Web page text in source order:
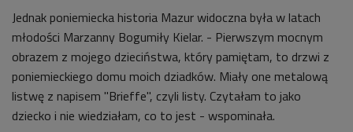
Jednak poniemiecka historia Mazur widoczna była w latach
młodości Marzanny Bogumiły Kielar. - Pierwszym mocnym
obrazem z mojego dzieciństwa, który pamiętam, to drzwi z
poniemieckiego domu moich dziadków. Miały one metalową
listwę z napisem "Brieffe", czyli listy. Czytałam to jako
dziecko i nie wiedziałam, co to jest - wspominała.